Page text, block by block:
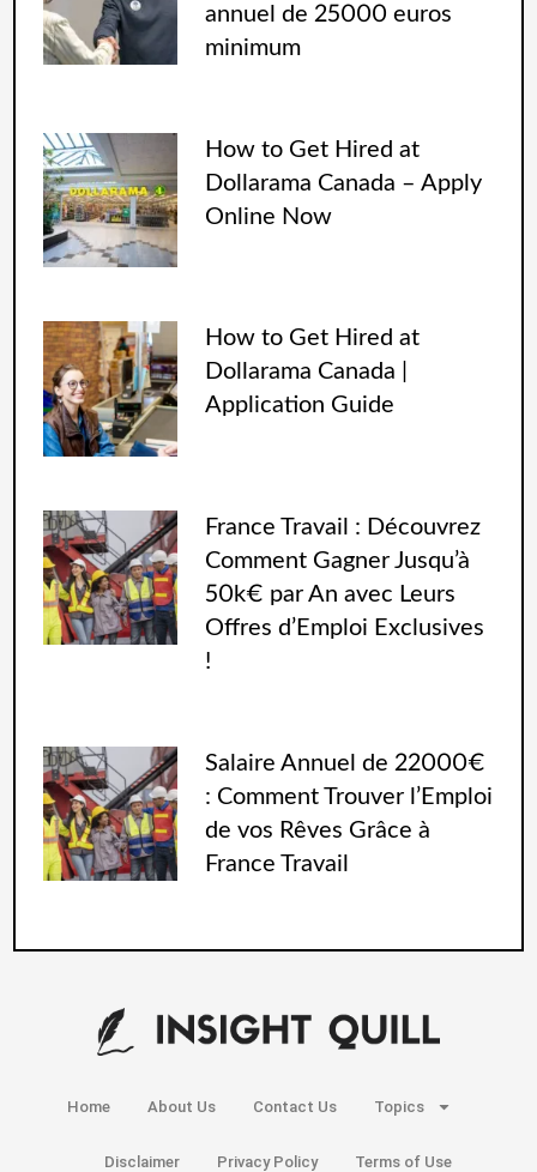
annuel de 25000 euros
minimum
How to Get Hired at
Dollarama Canada – Apply
Online Now
How to Get Hired at
Dollarama Canada |
Application Guide
France Travail : Découvrez
Comment Gagner Jusqu’à
50k€ par An avec Leurs
Offres d’Emploi Exclusives
!
Salaire Annuel de 22000€
: Comment Trouver l’Emploi
de vos Rêves Grâce à
France Travail
Home About Us Contact Us Topics
Disclaimer Privacy Policy Terms of Use